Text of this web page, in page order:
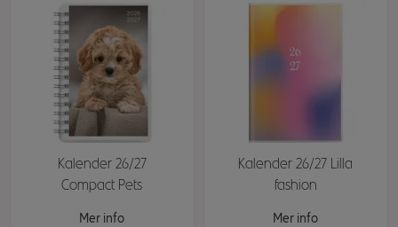
Kalender 26/27
Compact Pets
Mer info
Kalender 26/27 Lilla
fashion
Mer info